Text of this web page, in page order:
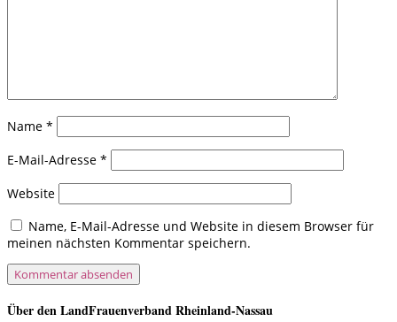
Name *
E-Mail-Adresse *
Website
Name, E-Mail-Adresse und Website in diesem Browser für
meinen nächsten Kommentar speichern.
Über den LandFrauenverband Rheinland-Nassau